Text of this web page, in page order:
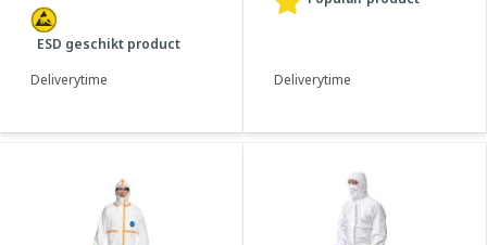
ESD geschikt product
Deliverytime
Deliverytime